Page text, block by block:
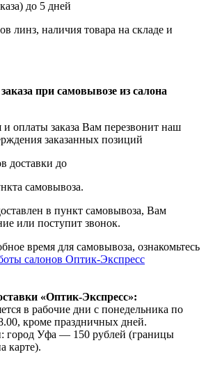
до 5 дней
линз, наличия товара на складе и
при самовывозе из салона
оплаты заказа Вам перезвонит наш
заказанных позиций
доставки до
самовывоза.
в пункт самовывоза, Вам
или поступит звонок.
время для самовывоза, ознакомьтесь
салонов Оптик-Экспресс
«Оптик-Экспресс»:
в рабочие дни с понедельника по
кроме праздничных дней.
город Уфа — 150 рублей (границы
карте).